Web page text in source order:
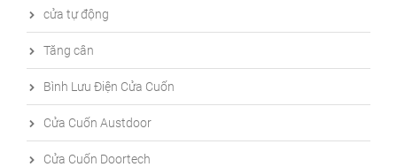
cửa tự động
Tăng cân
Bình Lưu Điện Cửa Cuốn
Cửa Cuốn Austdoor
Cửa Cuốn Doortech